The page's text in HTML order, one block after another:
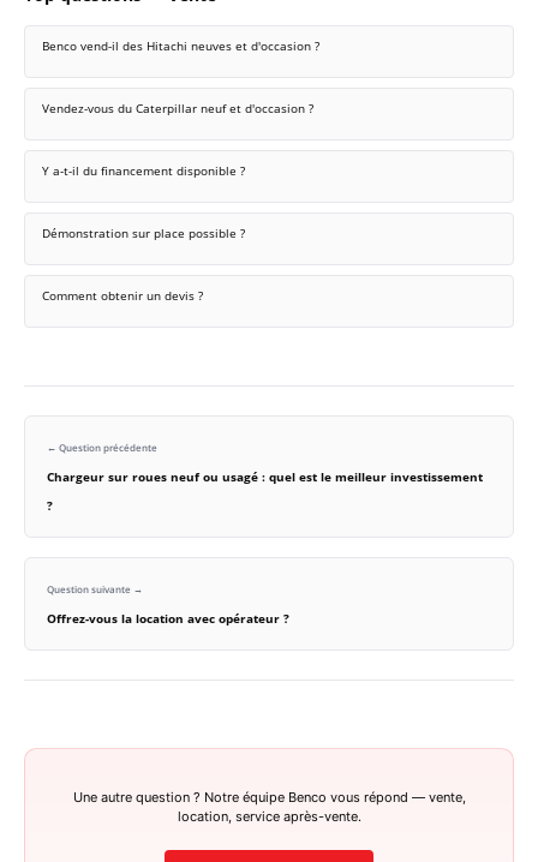
Benco vend-il des Hitachi neuves et d'occasion ?
Vendez-vous du Caterpillar neuf et d'occasion ?
Y a-t-il du financement disponible ?
Démonstration sur place possible ?
Comment obtenir un devis ?
← Question précédente
Chargeur sur roues neuf ou usagé : quel est le meilleur investissement
?
Question suivante →
Offrez-vous la location avec opérateur ?
Une autre question ? Notre équipe Benco vous répond — vente,
location, service après-vente.